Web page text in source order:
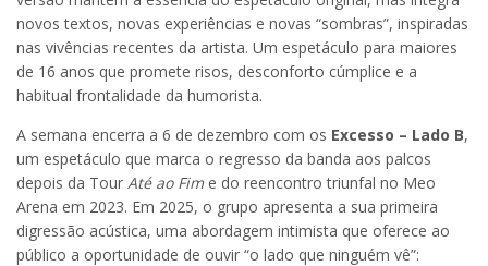
novos textos, novas experiências e novas “sombras”, inspiradas
nas vivências recentes da artista. Um espetáculo para maiores
de 16 anos que promete risos, desconforto cúmplice e a
habitual frontalidade da humorista.
A semana encerra a 6 de dezembro com os Excesso – Lado B,
um espetáculo que marca o regresso da banda aos palcos
depois da Tour Até ao Fim e do reencontro triunfal no Meo
Arena em 2023. Em 2025, o grupo apresenta a sua primeira
digressão acústica, uma abordagem intimista que oferece ao
público a oportunidade de ouvir “o lado que ninguém vê”: